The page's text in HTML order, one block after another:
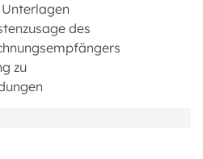
des
zu